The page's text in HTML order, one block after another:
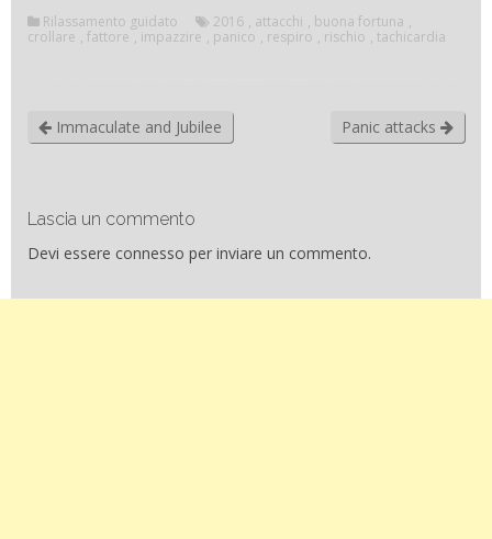
Rilassamento guidato 2016 , attacchi , buona fortuna ,
crollare , fattore , impazzire , panico , respiro , rischio , tachicardia
Immaculate and Jubilee Panic attacks
Lascia un commento
Devi essere connesso per inviare un commento.